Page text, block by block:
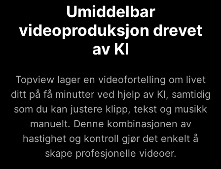
Umiddelbar
videoproduksjon drevet
av KI
Topview lager en videofortelling om livet
ditt på få minutter ved hjelp av KI, samtidig
som du kan justere klipp, tekst og musikk
manuelt. Denne kombinasjonen av
hastighet og kontroll gjør det enkelt å
skape profesjonelle videoer.